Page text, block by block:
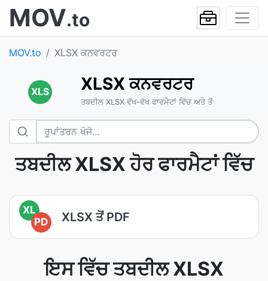
MOV.to
MOV.to XLSX ਕਨਵਰਟਰ
XLS XLSX ਕਨਵਰਟਰ
ਤਬਦੀਲ XLSX ਵੱਖ-ਵੱਖ ਫਾਰਮੈਟਾਂ ਵਿੱਚ ਅਤੇ ਤੋਂ
ਤਬਦੀਲ XLSX ਹੋਰ ਫਾਰਮੈਟਾਂ ਵਿੱਚ
XL
PD
XLSX ਤੋਂ PDF
ਇਸ ਵਿੱਚ ਤਬਦੀਲ XLSX